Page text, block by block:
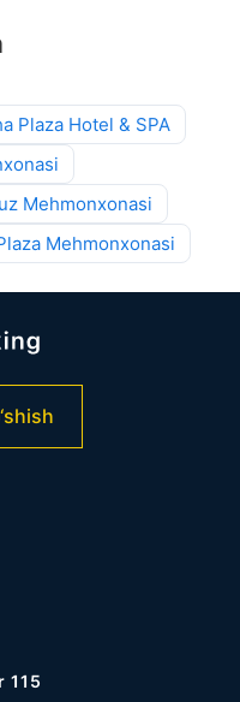
Plaza Hotel & SPA
Mehmonxonasi
Mehmonxonasi
115